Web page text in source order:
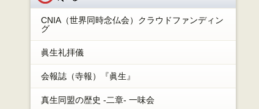
CNIA（世界同時念仏会）クラウドファンディン
グ
眞生礼拝儀
会報誌（寺報）『眞生』
真生同盟の歴史 -二章- 一味会